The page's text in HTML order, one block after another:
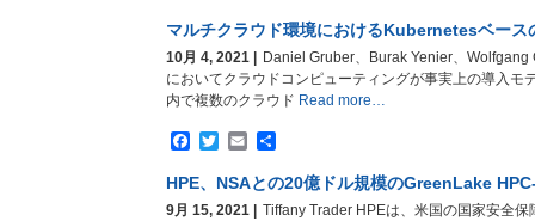
マルチクラウド環境におけるKubernetesベース
10月 4, 2021 |
Daniel Gruber、Burak Yenier、
においてクラウドコンピューティングが事実上の導入モ
内で複数のクラウド Read more…
Facebook
TwitterEmail
共
HPE、NSAとの20億ドル規模のGreenLake
9月 15, 2021 | Tiffany Trader HPEは、米国の国家安全